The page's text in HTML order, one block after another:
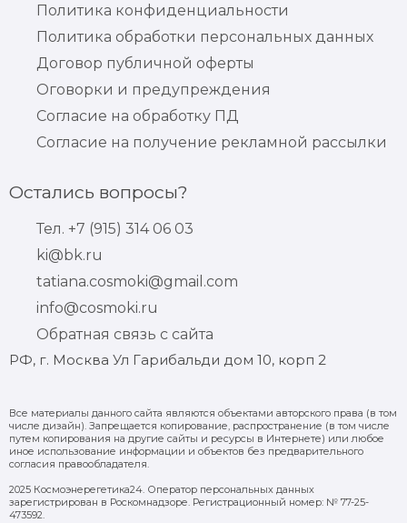
Политика конфиденциальности
Политика обработки персональных данных
Договор публичной оферты
Оговорки и предупреждения
Согласие на обработку ПД
Согласие на получение рекламной рассылки
Остались вопросы?
Тел. +7 (915) 314 06 03
ki@bk.ru
tatiana.cosmoki@gmail.com
info@cosmoki.ru
Обратная связь с сайта
РФ, г. Москва Ул Гарибальди дом 10, корп 2
Все материалы данного сайта являются объектами авторского права (в том
числе дизайн). Запрещается копирование, распространение (в том числе
путем копирования на другие сайты и ресурсы в Интернете) или любое
иное использование информации и объектов без предварительного
согласия правообладателя.
2025 Космоэнерегетика24. Оператор персональных данных
зарегистрирован в Роскомнадзоре. Регистрационный номер: № 77-25-
473592.